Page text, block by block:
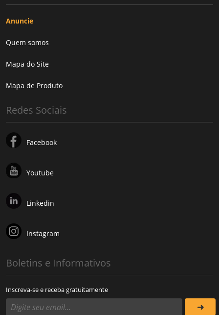
Anuncie
Quem somos
Mapa do Site
Mapa de Produto
Redes Sociais
Facebook
Youtube
Linkedin
Instagram
Boletins e Informativos
Inscreva-se e receba gratuitamente